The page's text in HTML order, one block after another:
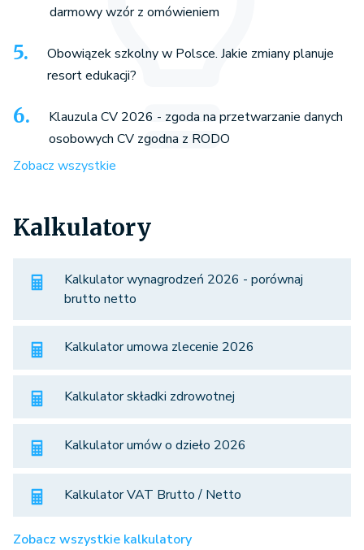
darmowy wzór z omówieniem
Obowiązek szkolny w Polsce. Jakie zmiany planuje
resort edukacji?
Klauzula CV 2026 - zgoda na przetwarzanie danych
osobowych CV zgodna z RODO
Zobacz wszystkie
Kalkulatory
Kalkulator wynagrodzeń 2026 - porównaj
brutto netto
Kalkulator umowa zlecenie 2026
Kalkulator składki zdrowotnej
Kalkulator umów o dzieło 2026
Kalkulator VAT Brutto / Netto
Zobacz wszystkie kalkulatory